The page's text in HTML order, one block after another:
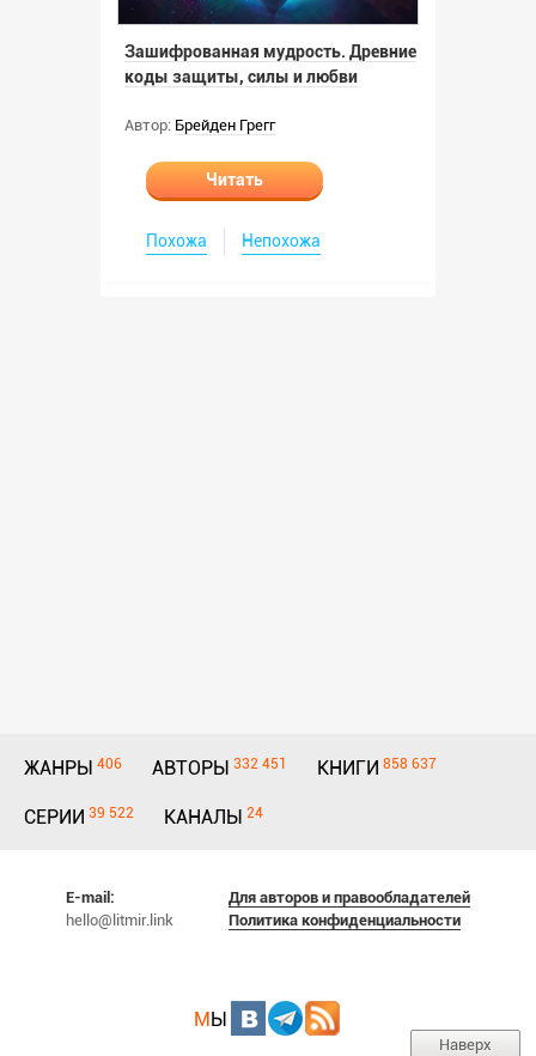
Зашифрованная мудрость. Древние
коды защиты, силы и любви
Автор: Брейден Грегг
Читать
Похожа Непохожа
ЖАНРЫ 406 АВТОРЫ 332 451 КНИГИ 858 637
СЕРИИ 39 522 КАНАЛЫ 24
E-mail:
hello@litmir.link
Для авторов и правообладателей
Политика конфиденциальности
МЫ
Наверх